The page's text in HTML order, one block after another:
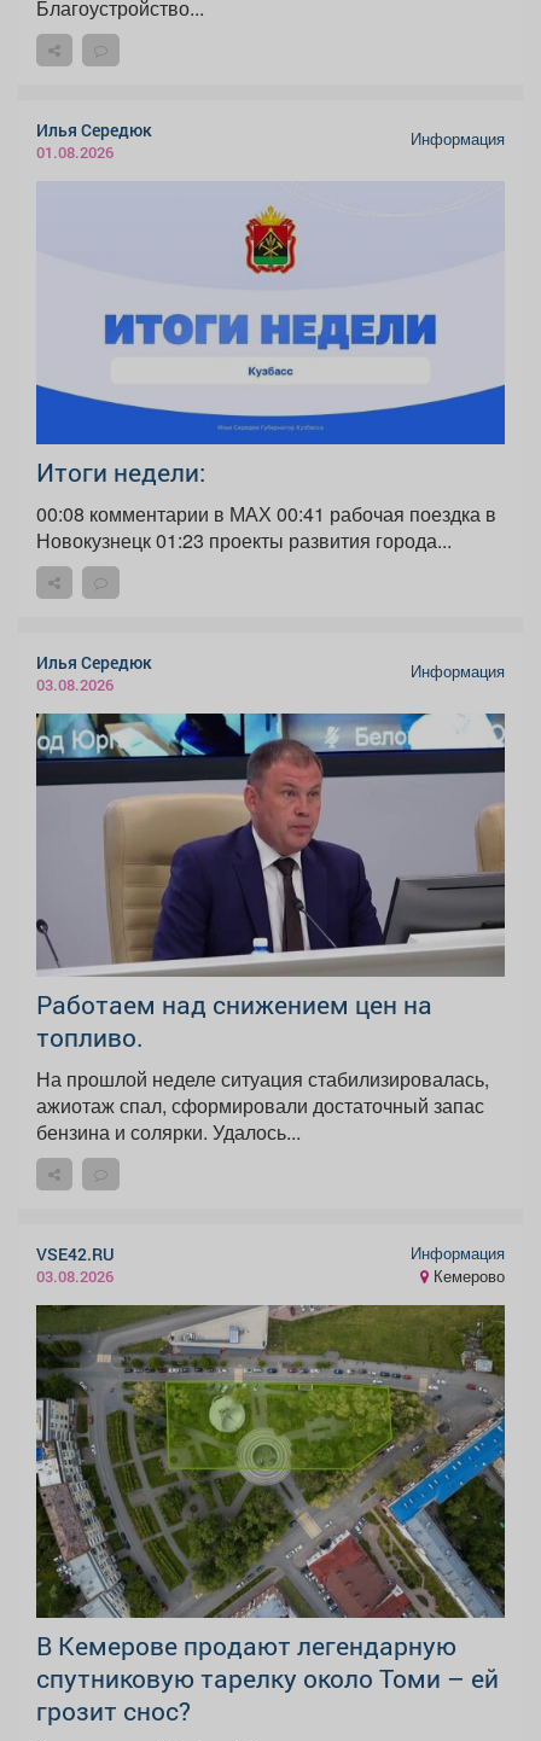
Благоустройство...
Илья Середюк
01.08.2026
Информация
Итоги недели:
00:08 комментарии в МАХ 00:41 рабочая поездка в
Новокузнецк 01:23 проекты развития города...
Илья Середюк
03.08.2026
Информация
Работаем над снижением цен на
топливо.
На прошлой неделе ситуация стабилизировалась,
ажиотаж спал, сформировали достаточный запас
бензина и солярки. Удалось...
VSE42.RU
03.08.2026
Информация
Кемерово
В Кемерове продают легендарную
спутниковую тарелку около Томи – ей
грозит снос?